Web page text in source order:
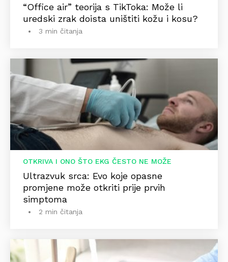
“Office air” teorija s TikToka: Može li
uredski zrak doista uništiti kožu i kosu?
3 min čitanja
OTKRIVA I ONO ŠTO EKG ČESTO NE MOŽE
Ultrazvuk srca: Evo koje opasne
promjene može otkriti prije prvih
simptoma
2 min čitanja